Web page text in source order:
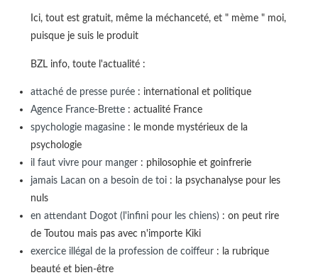
Ici, tout est gratuit, même la méchanceté, et " mème " moi,
puisque je suis le produit
BZL info, toute l'actualité :
attaché de presse purée: international et politique
Agence France-Brette: actualité France
spychologie magasine: le monde mystérieux de la
psychologie
il faut vivre pour manger: philosophie et goinfrerie
jamais Lacan on a besoin de toi: la psychanalyse pour les
nuls
en attendant Dogot (l'infini pour les chiens): on peut rire
de Toutou mais pas avec n'importe Kiki
exercice illégal de la profession de coiffeur: la rubrique
beauté et bien-être